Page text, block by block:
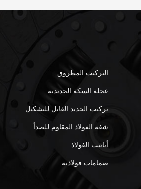
التركيب المطروق
عجلة السكة الحديدية
تركيب الحديد القابل للتشكيل
شفة الفولاذ المقاوم للصدأ
أنابيب الفولاذ
صمامات فولاذية